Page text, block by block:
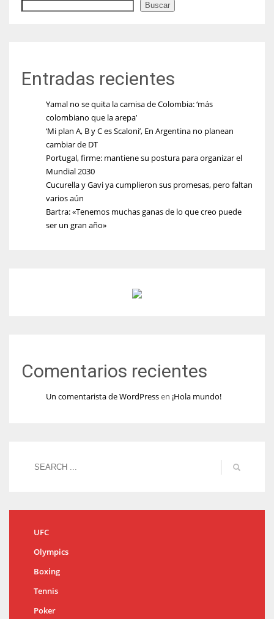
Buscar
Entradas recientes
Yamal no se quita la camisa de Colombia: ‘más
colombiano que la arepa’
‘Mi plan A, B y C es Scaloni’, En Argentina no planean
cambiar de DT
Portugal, firme: mantiene su postura para organizar el
Mundial 2030
Cucurella y Gavi ya cumplieron sus promesas, pero faltan
varios aún
Bartra: «Tenemos muchas ganas de lo que creo puede
ser un gran año»
Comentarios recientes
Un comentarista de WordPressen ¡Hola mundo!
UFC
Olympics
Boxing
Tennis
Poker